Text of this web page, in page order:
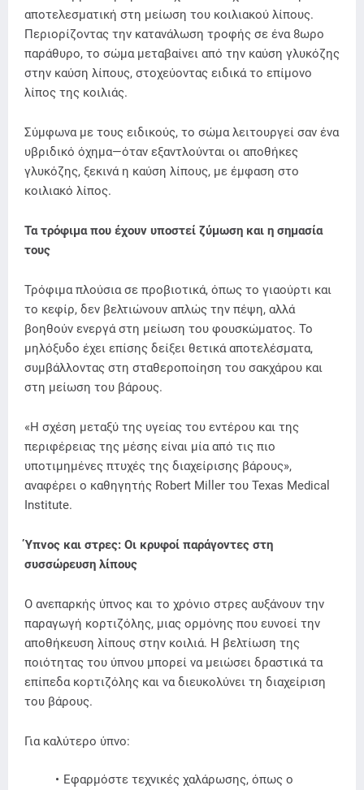
αποτελεσματική στη μείωση του κοιλιακού λίπους.
Περιορίζοντας την κατανάλωση τροφής σε ένα 8ωρο
παράθυρο, το σώμα μεταβαίνει από την καύση γλυκόζης
στην καύση λίπους, στοχεύοντας ειδικά το επίμονο
λίπος της κοιλιάς.
Σύμφωνα με τους ειδικούς, το σώμα λειτουργεί σαν ένα
υβριδικό όχημα—όταν εξαντλούνται οι αποθήκες
γλυκόζης, ξεκινά η καύση λίπους, με έμφαση στο
κοιλιακό λίπος.
Τα τρόφιμα που έχουν υποστεί ζύμωση και η σημασία
τους
Τρόφιμα πλούσια σε προβιοτικά, όπως το γιαούρτι και
το κεφίρ, δεν βελτιώνουν απλώς την πέψη, αλλά
βοηθούν ενεργά στη μείωση του φουσκώματος. Το
μηλόξυδο έχει επίσης δείξει θετικά αποτελέσματα,
συμβάλλοντας στη σταθεροποίηση του σακχάρου και
στη μείωση του βάρους.
«Η σχέση μεταξύ της υγείας του εντέρου και της
περιφέρειας της μέσης είναι μία από τις πιο
υποτιμημένες πτυχές της διαχείρισης βάρους»,
αναφέρει ο καθηγητής Robert Miller του Texas Medical
Institute.
Ύπνος και στρες: Οι κρυφοί παράγοντες στη
συσσώρευση λίπους
Ο ανεπαρκής ύπνος και το χρόνιο στρες αυξάνουν την
παραγωγή κορτιζόλης, μιας ορμόνης που ευνοεί την
αποθήκευση λίπους στην κοιλιά. Η βελτίωση της
ποιότητας του ύπνου μπορεί να μειώσει δραστικά τα
επίπεδα κορτιζόλης και να διευκολύνει τη διαχείριση
του βάρους.
Για καλύτερο ύπνο:
Εφαρμόστε τεχνικές χαλάρωσης, όπως ο